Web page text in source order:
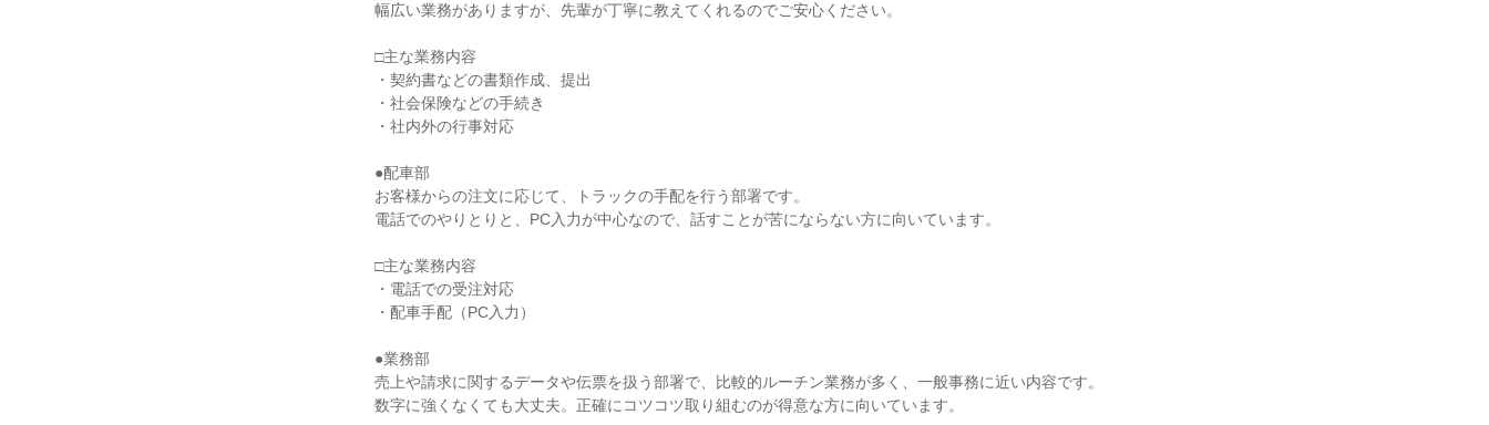
幅広い業務がありますが、先輩が丁寧に教えてくれるのでご安心ください。
□主な業務内容
・契約書などの書類作成、提出
・社会保険などの手続き
・社内外の行事対応
●配車部
お客様からの注文に応じて、トラックの手配を行う部署です。
電話でのやりとりと、PC入力が中心なので、話すことが苦にならない方に向いています。
□主な業務内容
・電話での受注対応
・配車手配（PC入力）
●業務部
売上や請求に関するデータや伝票を扱う部署で、比較的ルーチン業務が多く、一般事務に近い内容です。
数字に強くなくても大丈夫。正確にコツコツ取り組むのが得意な方に向いています。